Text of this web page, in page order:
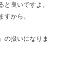
良いですよ。
すから。
の扱いになりま